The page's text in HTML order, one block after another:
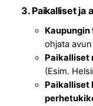
3. Paikalliset ja
ohjata
Paikalliset
(Esim.
Paikalliset